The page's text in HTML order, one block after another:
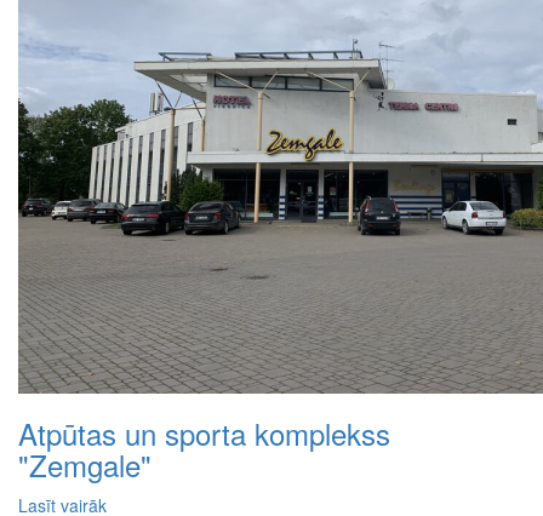
Atpūtas un sporta komplekss
"Zemgale"
Lasīt vairāk